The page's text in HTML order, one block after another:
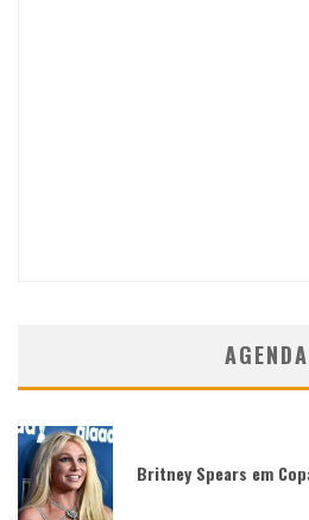
AGENDA
Britney Spears em